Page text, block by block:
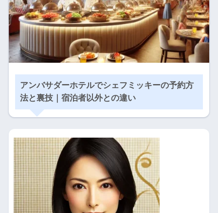
アンバサダーホテルでシェフミッキーの予約方
法と裏技｜宿泊者以外との違い